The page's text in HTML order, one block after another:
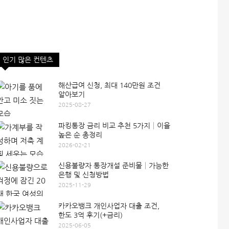
인기 많은 컨텐츠
해산급여 신청, 최대 140만원 조건
알아보기
2025-08-27
파킹통장 금리 비교 추천 5가지│이율
높은 순 총정리
2026-02-21
신용불량자 통장개설 준비물│가능한
은행 및 신청방법
2025-11-29
카카오뱅크 개인사업자 대출 조건,
한도 3억 후기(+금리)
2025-06-05